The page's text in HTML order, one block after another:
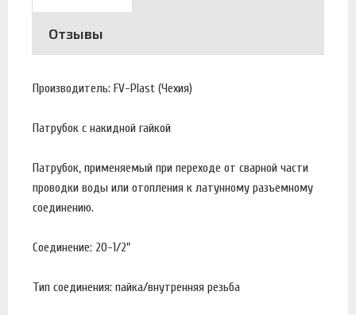
Отзывы
Производитель: FV-Plast (Чехия)
Патрубок с накидной гайкой
Патрубок, применяемый при переходе от сварной части
проводки воды или отопления к латунному разъемному
соединению.
Соединение: 20-1/2"
Тип соединения: пайка/внутренняя резьба